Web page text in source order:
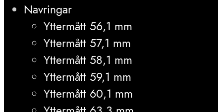
Navringar
Yttermått 56,1 mm
Yttermått 57,1 mm
Yttermått 58,1 mm
Yttermått 59,1 mm
Yttermått 60,1 mm